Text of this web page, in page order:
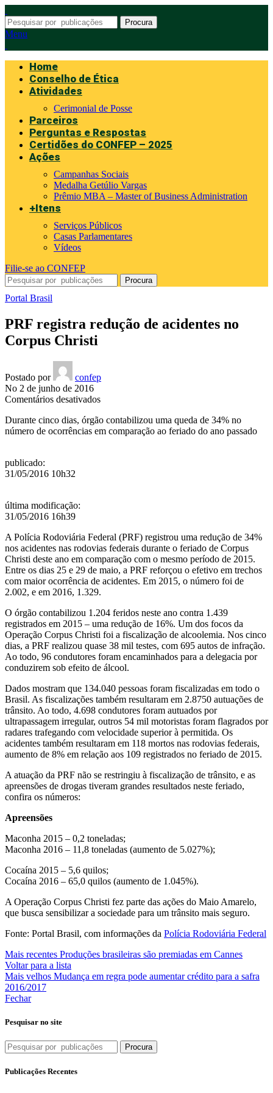
Procura
Menu
Home
Conselho de Ética
Atividades
Cerimonial de Posse
Parceiros
Perguntas e Respostas
Certidões do CONFEP – 2025
Ações
Campanhas Sociais
Medalha Getúlio Vargas
Prêmio MBA – Master of Business Administration
+Itens
Serviços Públicos
Casas Parlamentares
Vídeos
Filie-se ao CONFEP
Procura
Portal Brasil
PRF registra redução de acidentes no
Corpus Christi
Postado por
confep
No 2 de junho de 2016
Comentários desativadosem
registra
redução
Durante cinco dias, órgão contabilizou uma queda de 34% no
número de ocorrências em comparação ao feriado do ano passado
publicado:
31/05/2016 10h32
última modificação:
31/05/2016 16h39
A Polícia Rodoviária Federal (PRF) registrou uma redução de 34%
nos acidentes nas rodovias federais durante o feriado de Corpus
Christi deste ano em comparação com o mesmo período de 2015.
Entre os dias 25 e 29 de maio, a PRF reforçou o efetivo em trechos
com maior ocorrência de acidentes. Em 2015, o número foi de
2.002, e em 2016, 1.329.
O órgão contabilizou 1.204 feridos neste ano contra 1.439
registrados em 2015 – uma redução de 16%. Um dos focos da
Operação Corpus Christi foi a fiscalização de alcoolemia. Nos cinco
dias, a PRF realizou quase 38 mil testes, com 695 autos de infração.
Ao todo, 96 condutores foram encaminhados para a delegacia por
conduzirem sob efeito de álcool.
Dados mostram que 134.040 pessoas foram fiscalizadas em todo o
Brasil. As fiscalizações também resultaram em 2.8750 autuações de
trânsito. Ao todo, 4.698 condutores foram autuados por
ultrapassagem irregular, outros 54 mil motoristas foram flagrados por
radares trafegando com velocidade superior à permitida. Os
acidentes também resultaram em 118 mortos nas rodovias federais,
aumento de 8% em relação aos 109 registrados no feriado de 2015.
A atuação da PRF não se restringiu à fiscalização de trânsito, e as
apreensões de drogas tiveram grandes resultados neste feriado,
confira os números:
Apreensões
Maconha 2015 – 0,2 toneladas;
Maconha 2016 – 11,8 toneladas (aumento de 5.027%);
Cocaína 2015 – 5,6 quilos;
Cocaína 2016 – 65,0 quilos (aumento de 1.045%).
A Operação Corpus Christi fez parte das ações do Maio Amarelo,
que busca sensibilizar a sociedade para um trânsito mais seguro.
Fonte: Portal Brasil, com informações da Polícia Rodoviária Federal
Mais recentes Produções brasileiras são premiadas em Cannes
Voltar para a lista
Mais velhos Mudança em regra pode aumentar crédito para a safra
2016/2017
Fechar
Pesquisar no site
Procura
Publicações Recentes